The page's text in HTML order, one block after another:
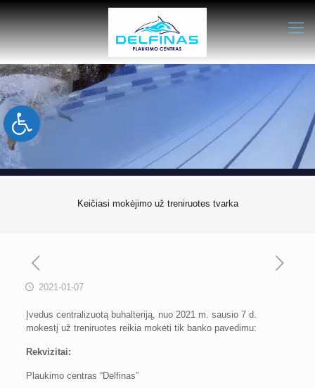
Open toolbar
Keičiasi mokėjimo už treniruotes tvarka
2021-01-07
Įvedus centralizuotą buhalteriją, nuo 2021 m. sausio 7 d.
mokestį už treniruotes reikia mokėti tik banko pavedimu:
Rekvizitai:
Plaukimo centras “Delfinas”